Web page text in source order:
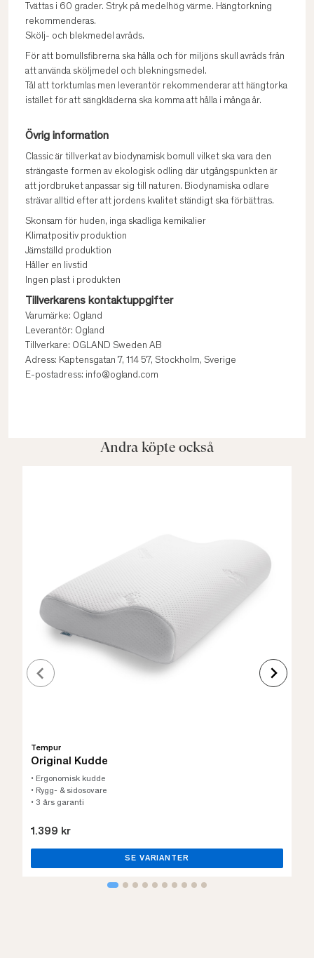
Tvättas i 60 grader. Stryk på medelhög värme. Hängtorkning
rekommenderas.
Skölj- och blekmedel avråds.
För att bomullsfibrerna ska hålla och för miljöns skull avråds från
att använda sköljmedel och blekningsmedel.
Tål att torktumlas men leverantör rekommenderar att hängtorka
istället för att sängkläderna ska komma att hålla i många år.
Övrig information
Classic är tillverkat av biodynamisk bomull vilket ska vara den
strängaste formen av ekologisk odling där utgångspunkten är
att jordbruket anpassar sig till naturen. Biodynamiska odlare
strävar alltid efter att jordens kvalitet ständigt ska förbättras.
Skonsam för huden, inga skadliga kemikalier
Klimatpositiv produktion
Jämställd produktion
Håller en livstid
Ingen plast i produkten
Tillverkarens kontaktuppgifter
Varumärke: Ogland
Leverantör: Ogland
Tillverkare: OGLAND Sweden AB
Adress: Kaptensgatan 7, 114 57, Stockholm, Sverige
E-postadress: info@ogland.com
Andra köpte också
Tempur
Original Kudde
• Ergonomisk kudde
• Rygg- & sidosovare
• 3 års garanti
1.399 kr
SE VARIANTER